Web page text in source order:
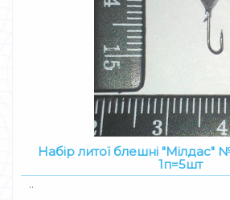
Набір литої блешні "Мілдас"
1п=5шт
..